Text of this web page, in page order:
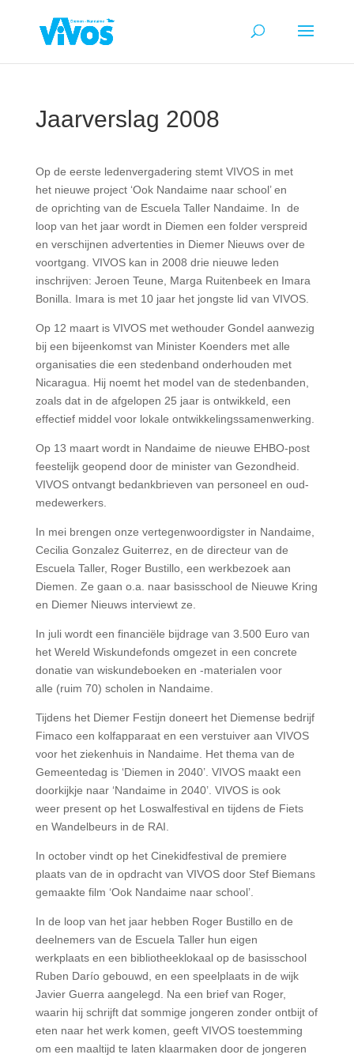
Jaarverslag 2008
Op de eerste ledenvergadering stemt VIVOS in met
het nieuwe project ‘Ook Nandaime naar school’ en
de oprichting van de Escuela Taller Nandaime. In de
loop van het jaar wordt in Diemen een folder verspreid
en verschijnen advertenties in Diemer Nieuws over de
voortgang. VIVOS kan in 2008 drie nieuwe leden
inschrijven: Jeroen Teune, Marga Ruitenbeek en Imara
Bonilla. Imara is met 10 jaar het jongste lid van VIVOS.
Op 12 maart is VIVOS met wethouder Gondel aanwezig
bij een bijeenkomst van Minister Koenders met alle
organisaties die een stedenband onderhouden met
Nicaragua. Hij noemt het model van de stedenbanden,
zoals dat in de afgelopen 25 jaar is ontwikkeld, een
effectief middel voor lokale ontwikkelingssamenwerking.
Op 13 maart wordt in Nandaime de nieuwe EHBO-post
feestelijk geopend door de minister van Gezondheid.
VIVOS ontvangt bedankbrieven van personeel en oud-
medewerkers.
In mei brengen onze vertegenwoordigster in Nandaime,
Cecilia Gonzalez Guiterrez, en de directeur van de
Escuela Taller, Roger Bustillo, een werkbezoek aan
Diemen. Ze gaan o.a. naar basisschool de Nieuwe Kring
en Diemer Nieuws interviewt ze.
In juli wordt een financiële bijdrage van 3.500 Euro van
het Wereld Wiskundefonds omgezet in een concrete
donatie van wiskundeboeken en -materialen voor
alle (ruim 70) scholen in Nandaime.
Tijdens het Diemer Festijn doneert het Diemense bedrijf
Fimaco een kolfapparaat en een verstuiver aan VIVOS
voor het ziekenhuis in Nandaime. Het thema van de
Gemeentedag is ‘Diemen in 2040’. VIVOS maakt een
doorkijkje naar ‘Nandaime in 2040’. VIVOS is ook
weer present op het Loswalfestival en tijdens de Fiets
en Wandelbeurs in de RAI.
In october vindt op het Cinekidfestival de premiere
plaats van de in opdracht van VIVOS door Stef Biemans
gemaakte film ‘Ook Nandaime naar school’.
In de loop van het jaar hebben Roger Bustillo en de
deelnemers van de Escuela Taller hun eigen
werkplaats en een bibliotheeklokaal op de basisschool
Ruben Darío gebouwd, en een speelplaats in de wijk
Javier Guerra aangelegd. Na een brief van Roger,
waarin hij schrijft dat sommige jongeren zonder ontbijt of
eten naar het werk komen, geeft VIVOS toestemming
om een maaltijd te laten klaarmaken door de jongeren